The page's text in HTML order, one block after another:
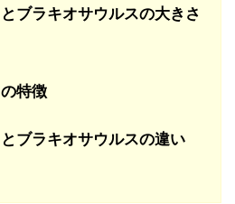
ブラキオサウルスの大きさ
特徴
ブラキオサウルスの違い